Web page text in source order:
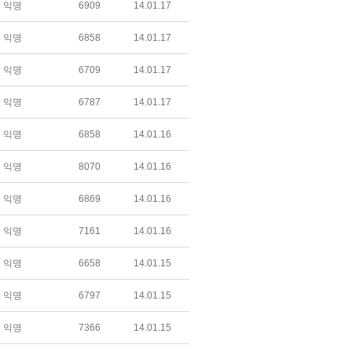
익명 6909 14.01.17
익명 6858 14.01.17
익명 6709 14.01.17
익명 6787 14.01.17
익명 6858 14.01.16
익명 8070 14.01.16
익명 6869 14.01.16
익명 7161 14.01.16
익명 6658 14.01.15
익명 6797 14.01.15
익명 7366 14.01.15